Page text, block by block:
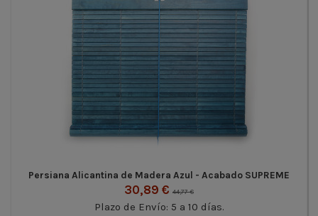
Persiana Alicantina de Madera Azul - Acabado SUPREME
30,89 € 44,77 €
Plazo de Envío: 5 a 10 días.